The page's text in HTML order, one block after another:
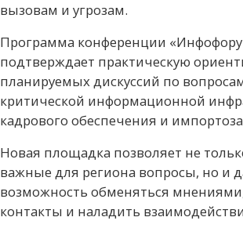
вызовам и угрозам.
Программа конференции
подтверждает практическую
планируемых дискуссий по
критической информационной
кадрового обеспечения и
Новая площадка позволяет не
важные для региона вопросы, но и
возможность обменяться
контакты и наладить